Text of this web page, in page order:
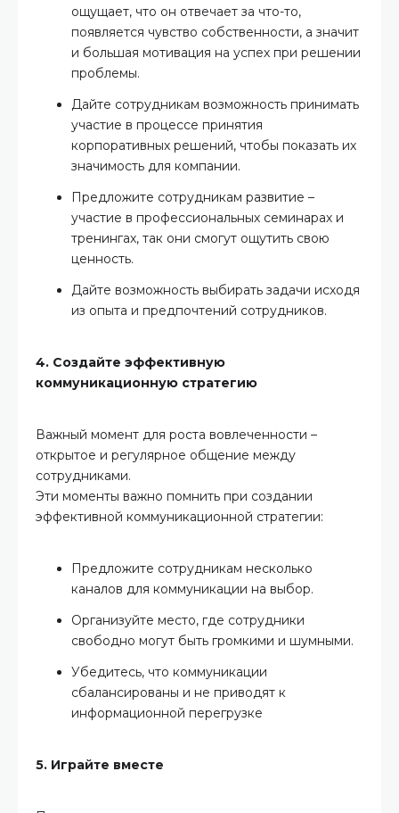
ощущает, что он отвечает за что-то,
появляется чувство собственности, а значит
и большая мотивация на успех при решении
проблемы.
Дайте сотрудникам возможность принимать
участие в процессе принятия
корпоративных решений, чтобы показать их
значимость для компании.
Предложите сотрудникам развитие –
участие в профессиональных семинарах и
тренингах, так они смогут ощутить свою
ценность.
Дайте возможность выбирать задачи исходя
из опыта и предпочтений сотрудников.
4. Создайте эффективную
коммуникационную стратегию
Важный момент для роста вовлеченности –
открытое и регулярное общение между
сотрудниками.
Эти моменты важно помнить при создании
эффективной коммуникационной стратегии:
Предложите сотрудникам несколько
каналов для коммуникации на выбор.
Организуйте место, где сотрудники
свободно могут быть громкими и шумными.
Убедитесь, что коммуникации
сбалансированы и не приводят к
информационной перегрузке
5. Играйте вместе